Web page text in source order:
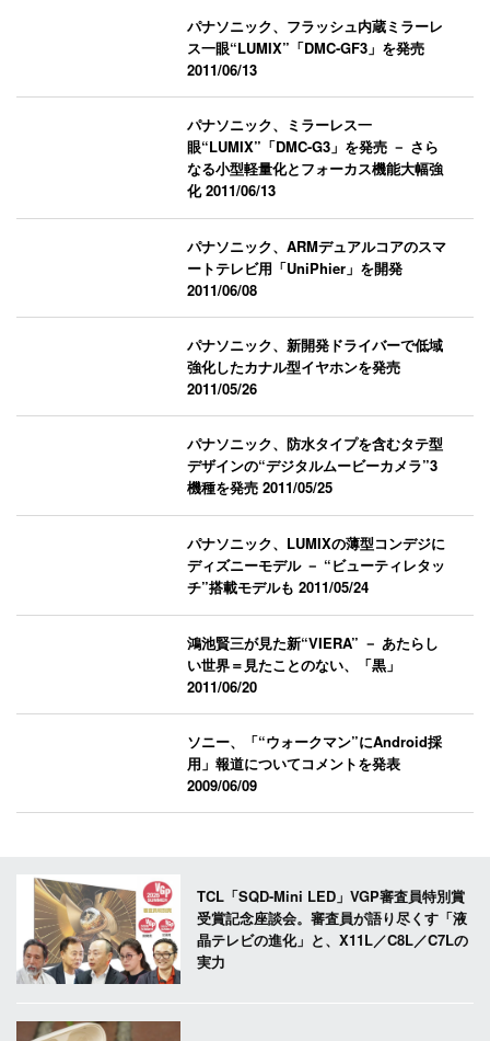
パナソニック、フラッシュ内蔵ミラーレ
ス一眼“LUMIX”「DMC-GF3」を発売
2011/06/13
パナソニック、ミラーレス一
眼“LUMIX”「DMC-G3」を発売 － さら
なる小型軽量化とフォーカス機能大幅強
化2011/06/13
パナソニック、ARMデュアルコアのスマ
ートテレビ用「UniPhier」を開発
2011/06/08
パナソニック、新開発ドライバーで低域
強化したカナル型イヤホンを発売
2011/05/26
パナソニック、防水タイプを含むタテ型
デザインの“デジタルムービーカメラ”3
機種を発売2011/05/25
パナソニック、LUMIXの薄型コンデジに
ディズニーモデル － “ビューティレタッ
チ”搭載モデルも2011/05/24
鴻池賢三が見た新“VIERA” － あたらし
い世界＝見たことのない、「黒」
2011/06/20
ソニー、「“ウォークマン”にAndroid採
用」報道についてコメントを発表
2009/06/09
TCL「SQD-Mini LED」VGP審査員特別賞
受賞記念座談会。審査員が語り尽くす「液
晶テレビの進化」と、X11L／C8L／C7Lの
実力